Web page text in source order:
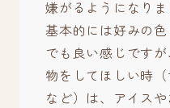
嫌がるようになり
基本的には好みの
でも良い感じです
物をしてほしい時
など）は、アイス